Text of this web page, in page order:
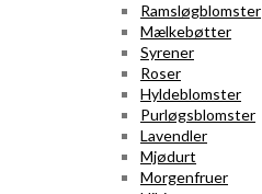
Ramsløgblomster
Mælkebøtter
Syrener
Roser
Hyldeblomster
Purløgsblomster
Lavendler
Mjødurt
Morgenfruer